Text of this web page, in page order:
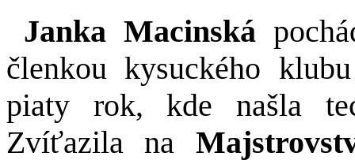
Janka Macinská
členkou kysuckého
piaty rok, kde našla
Zvíťazila na